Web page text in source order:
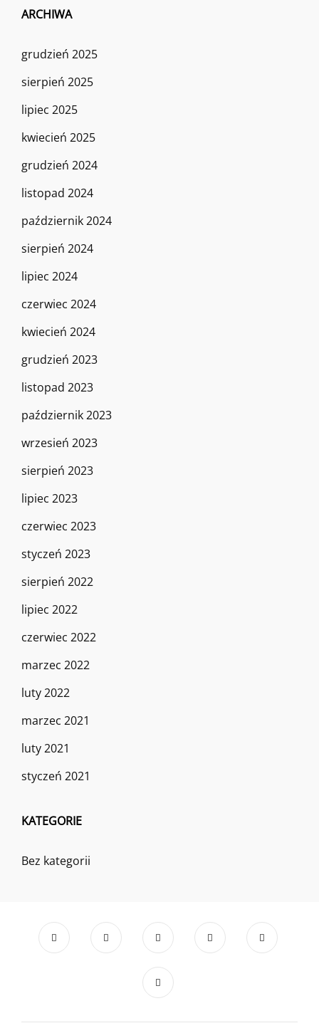
ARCHIWA
grudzień 2025
sierpień 2025
lipiec 2025
kwiecień 2025
grudzień 2024
listopad 2024
październik 2024
sierpień 2024
lipiec 2024
czerwiec 2024
kwiecień 2024
grudzień 2023
listopad 2023
październik 2023
wrzesień 2023
sierpień 2023
lipiec 2023
czerwiec 2023
styczeń 2023
sierpień 2022
lipiec 2022
czerwiec 2022
marzec 2022
luty 2022
marzec 2021
luty 2021
styczeń 2021
KATEGORIE
Bez kategorii